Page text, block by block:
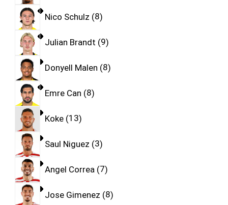
Nico Schulz 8
Julian Brandt 9
Donyell Malen 8
Emre Can 8
Koke 13
Saul Niguez 3
Angel Correa 7
Jose Gimenez 8